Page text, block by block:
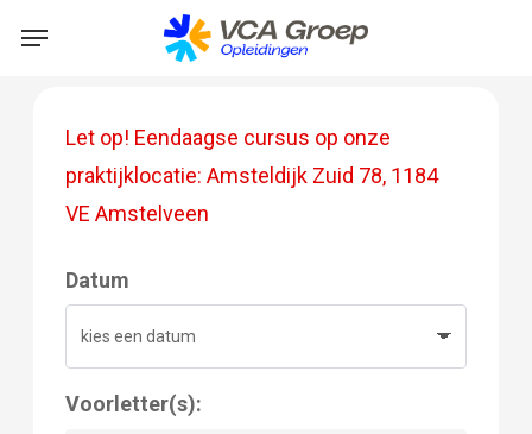
content
Menu
Let op! Eendaagse cursus op onze
praktijklocatie: Amsteldijk Zuid 78, 1184
VE Amstelveen
Datum
Voorletter(s):